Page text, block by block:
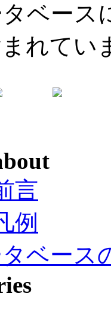
ベース
れてい
言
例
ベース